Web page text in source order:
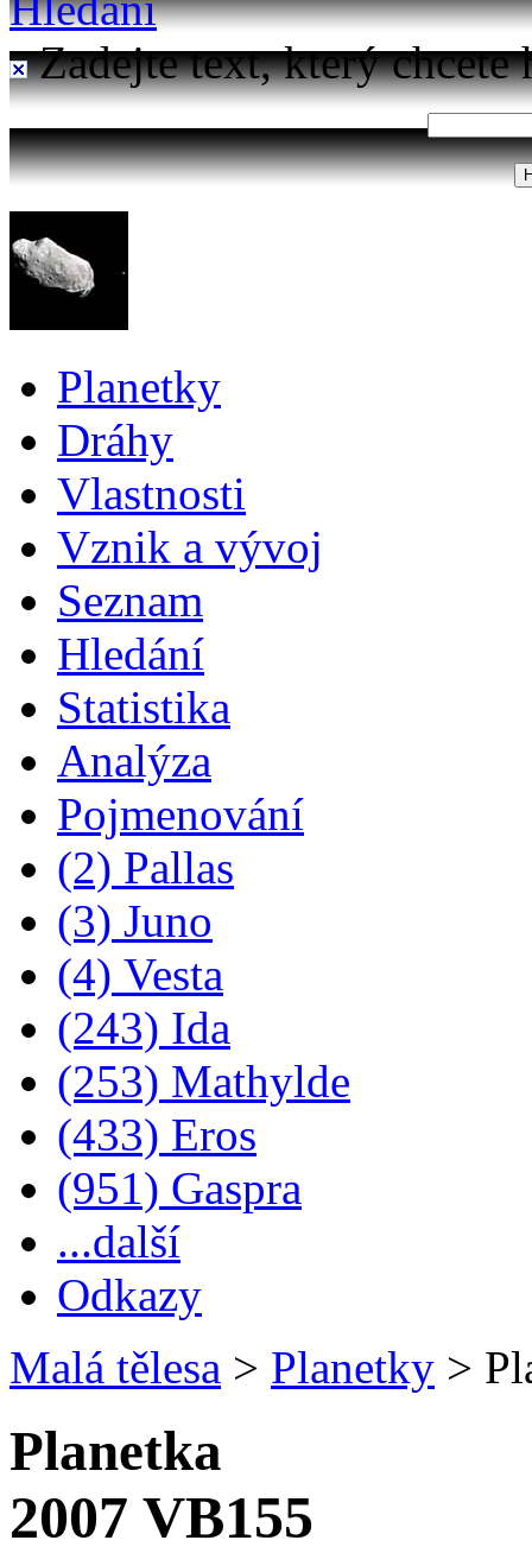
Zadejte text, který chcete
Planetky
Dráhy
Vlastnosti
Vznik a vývoj
Seznam
Hledání
Statistika
Analýza
Pojmenování
(2) Pallas
(3) Juno
(4) Vesta
(243) Ida
(253) Mathylde
(433) Eros
(951) Gaspra
...další
Odkazy
Malá tělesa > Planetky >
Planetka
2007 VB155